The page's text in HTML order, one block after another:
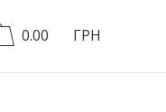
0.00 ГРН